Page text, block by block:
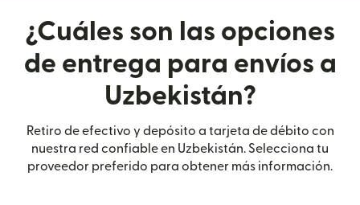
¿Cuáles son las opciones
de entrega para envíos a
Uzbekistán?
Retiro de efectivo y depósito a tarjeta de débito con
nuestra red confiable en Uzbekistán. Selecciona tu
proveedor preferido para obtener más información.